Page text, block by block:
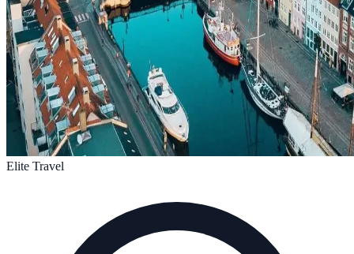
Elite Travel